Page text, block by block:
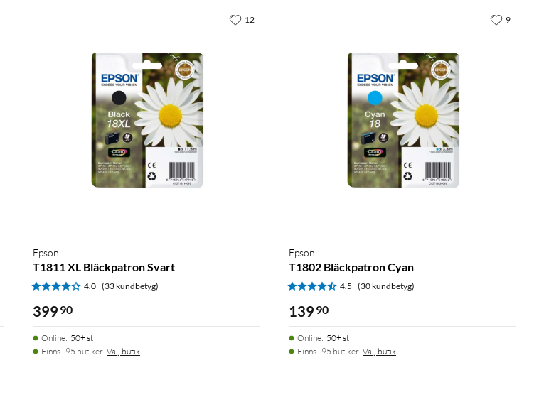
Epson
T1811 XL Bläckpatron Svart
4.0 (33 kundbetyg)
399 90
Online: 50+ st
Finns i 95 butiker. Välj butik
12
Epson
T1802 Bläckpatron Cyan
4.5 (30 kundbetyg)
139 90
Online: 50+ st
Finns i 95 butiker. Välj butik
9